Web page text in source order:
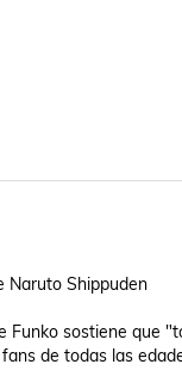
Naruto Shippuden
Funko sostiene que
de todas las